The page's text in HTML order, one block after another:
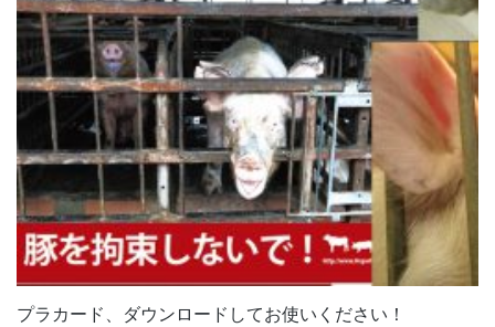
プラカード、ダウンロードしてお使いください！